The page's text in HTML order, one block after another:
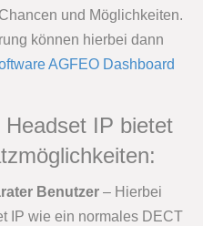
und Möglichkeiten.
können hierbei dann
AGFEO Dashboard
IP bietet
Benutzer – Hierbei
IP wie ein normales DECT